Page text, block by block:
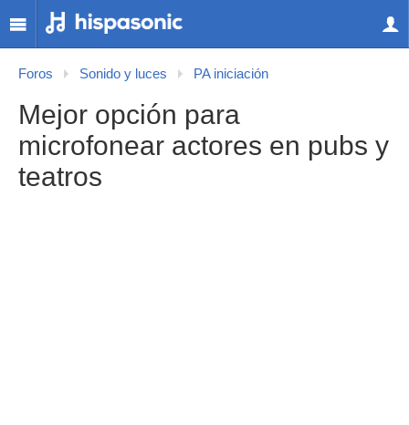
Foros Sonido y luces PA iniciación
Mejor opción para
microfonear actores en pubs y
teatros